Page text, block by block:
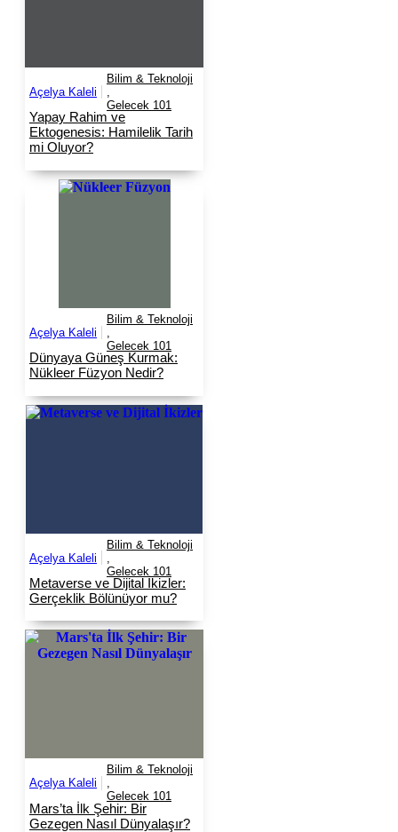
Açelya Kaleli
Bilim & Teknoloji
Gelecek 101
Yapay Rahim ve
Ektogenesis: Hamilelik Tarih
mi Oluyor?
Açelya Kaleli
Bilim & Teknoloji
Gelecek 101
Dünyaya Güneş Kurmak:
Nükleer Füzyon Nedir?
Açelya Kaleli
Bilim & Teknoloji
Gelecek 101
Metaverse ve Dijital İkizler:
Gerçeklik Bölünüyor mu?
Açelya Kaleli
Bilim & Teknoloji
,
Gelecek 101
Mars’ta İlk Şehir: Bir
Gezegen Nasıl Dünyalaşır?